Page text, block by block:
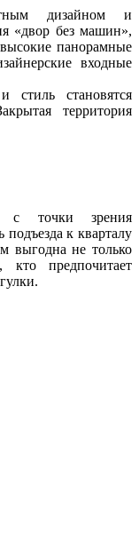
дизайном и
«двор без машин»,
панорамные
входные
стиль становятся
территория
с точки зрения
к кварталу
выгодна не только
предпочитает